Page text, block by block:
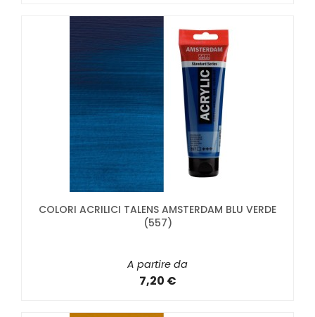
COLORI ACRILICI TALENS AMSTERDAM BLU VERDE
(557)
A partire da
7,20 €